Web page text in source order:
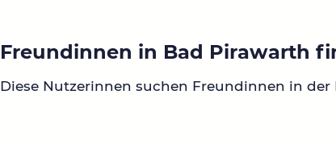
Freundinnen in Bad Pirawarth
Diese Nutzerinnen suchen Freundinnen in der